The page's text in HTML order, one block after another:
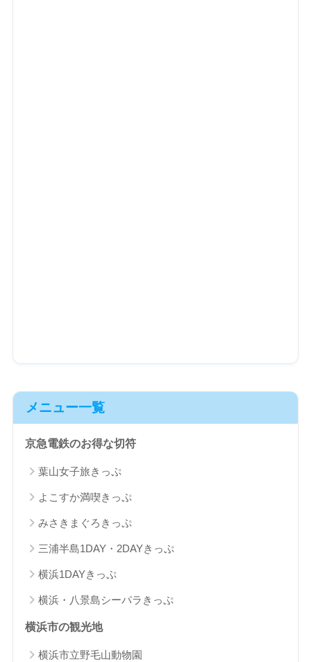
メニュー一覧
京急電鉄のお得な切符
葉山女子旅きっぷ
よこすか満喫きっぷ
みさきまぐろきっぷ
三浦半島1DAY・2DAYきっぷ
横浜1DAYきっぷ
横浜・八景島シーパラきっぷ
横浜市の観光地
横浜市立野毛山動物園